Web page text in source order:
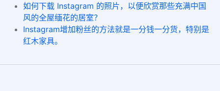
如何下载 Instagram 的照片，以便欣赏那些充满中国
风的全屋缅花的居室？
Instagram增加粉丝的方法就是一分钱一分货，特别是
红木家具。